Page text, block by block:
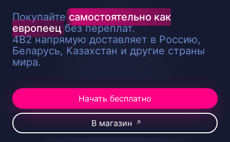
Покупайтесамостоятельно как
европеец без переплат.
4B2 напрямую доставляет в Россию,
Беларусь, Казахстан и другие страны
мира.
Начать бесплатно
В магазин ↗